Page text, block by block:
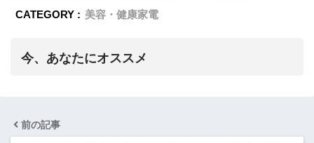
CATEGORY : 美容・健康家電
今、あなたにオススメ
前の記事